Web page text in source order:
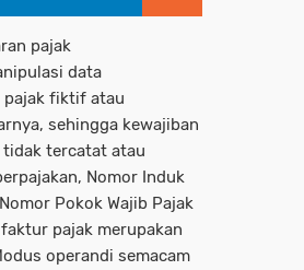
pajak
data
pajak fiktif atau
sehingga kewajiban
tidak tercatat atau
Nomor Induk
Pokok Wajib Pajak
pajak merupakan
operandi semacam